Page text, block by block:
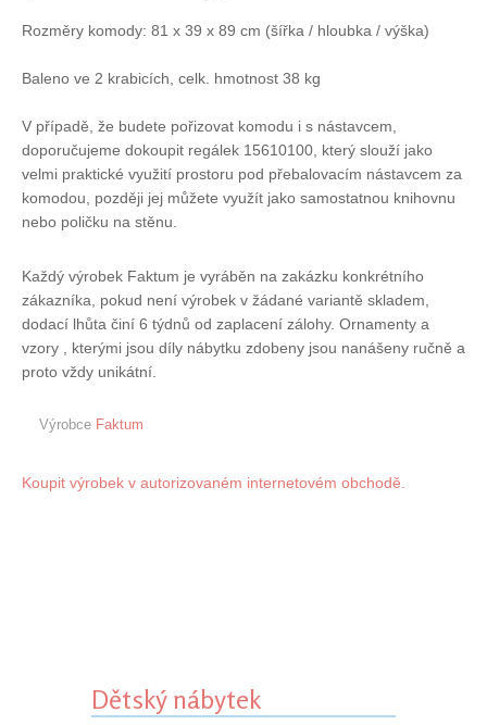
Rozměry komody: 81 x 39 x 89 cm (šířka / hloubka / výška)
Baleno ve 2 krabicích, celk. hmotnost 38 kg
V případě, že budete pořizovat komodu i s nástavcem,
doporučujeme dokoupit regálek 15610100, který slouží jako
velmi praktické využití prostoru pod přebalovacím nástavcem za
komodou, později jej můžete využít jako samostatnou knihovnu
nebo poličku na stěnu.
Každý výrobek Faktum je vyráběn na zakázku konkrétního
zákazníka, pokud není výrobek v žádané variantě skladem,
dodací lhůta činí 6 týdnů od zaplacení zálohy. Ornamenty a
vzory , kterými jsou díly nábytku zdobeny jsou nanášeny ručně a
proto vždy unikátní.
Výrobce Faktum
Koupit výrobek v autorizovaném internetovém obchodě.
Dětský nábytek